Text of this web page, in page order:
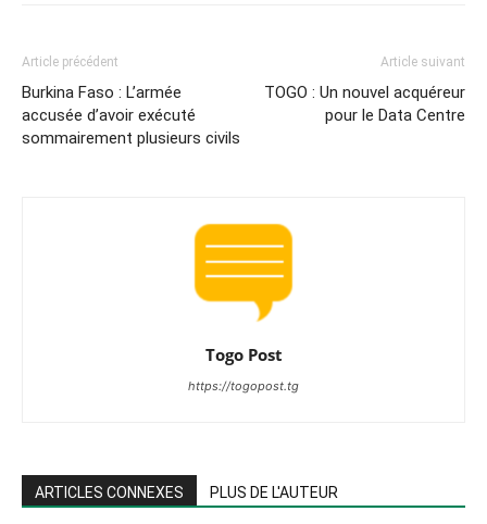
Article précédent
Burkina Faso : L’armée
accusée d’avoir exécuté
sommairement plusieurs civils
Article suivant
TOGO : Un nouvel acquéreur
pour le Data Centre
Togo Post
https://togopost.tg
ARTICLES CONNEXES PLUS DE L'AUTEUR